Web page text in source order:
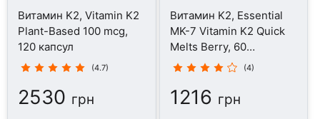
Витамин K2, Vitamin K2
Plant-Based 100 mcg,
120 капсул
(4.7)
2530 грн
Витамин K2, Essential
MK-7 Vitamin K2 Quick
Melts Berry, 60
таблеток
(4)
1216 грн